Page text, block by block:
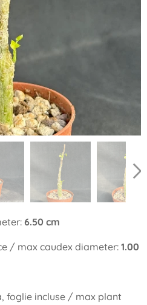
6.50 cm
/ max caudex diameter:1.00
foglie incluse / max plant